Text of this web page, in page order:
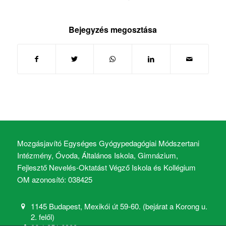
Bejegyzés megosztása
Mozgásjavító Egységes Gyógypedagógiai Módszertani
Intézmény, Óvoda, Általános Iskola, Gimnázium,
Fejlesztő Nevelés-Oktatást Végző Iskola és Kollégium
OM azonosító: 038425
1145 Budapest, Mexikói út 59-60. (bejárat a Korong u.
2. felől)